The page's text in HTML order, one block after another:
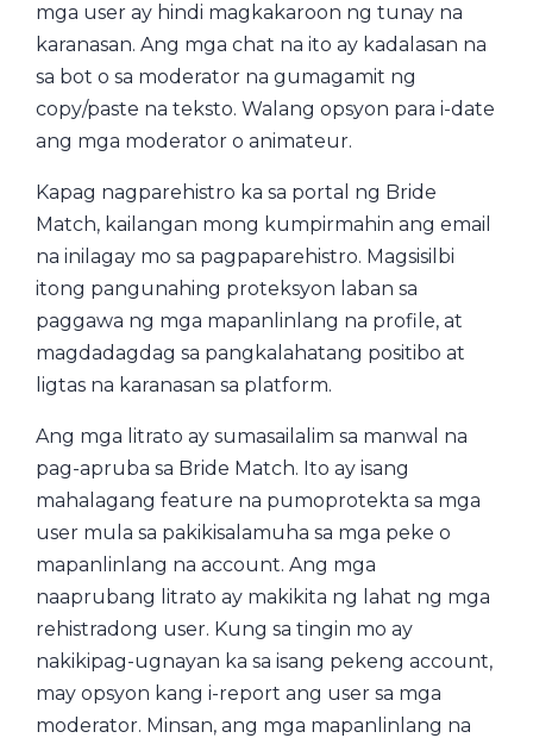
mga user ay hindi magkakaroon ng tunay na
karanasan. Ang mga chat na ito ay kadalasan na
sa bot o sa moderator na gumagamit ng
copy/paste na teksto. Walang opsyon para i-date
ang mga moderator o animateur.
Kapag nagparehistro ka sa portal ng Bride
Match, kailangan mong kumpirmahin ang email
na inilagay mo sa pagpaparehistro. Magsisilbi
itong pangunahing proteksyon laban sa
paggawa ng mga mapanlinlang na profile, at
magdadagdag sa pangkalahatang positibo at
ligtas na karanasan sa platform.
Ang mga litrato ay sumasailalim sa manwal na
pag-apruba sa Bride Match. Ito ay isang
mahalagang feature na pumoprotekta sa mga
user mula sa pakikisalamuha sa mga peke o
mapanlinlang na account. Ang mga
naaprubang litrato ay makikita ng lahat ng mga
rehistradong user. Kung sa tingin mo ay
nakikipag-ugnayan ka sa isang pekeng account,
may opsyon kang i-report ang user sa mga
moderator. Minsan, ang mga mapanlinlang na